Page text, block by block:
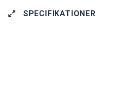
SPECIFIKATIONER